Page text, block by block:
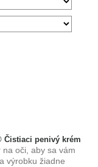
Čistiaci penivý krém
oči, aby sa vám
výrobku žiadne